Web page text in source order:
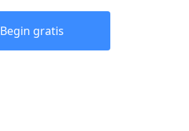
Begin gratis